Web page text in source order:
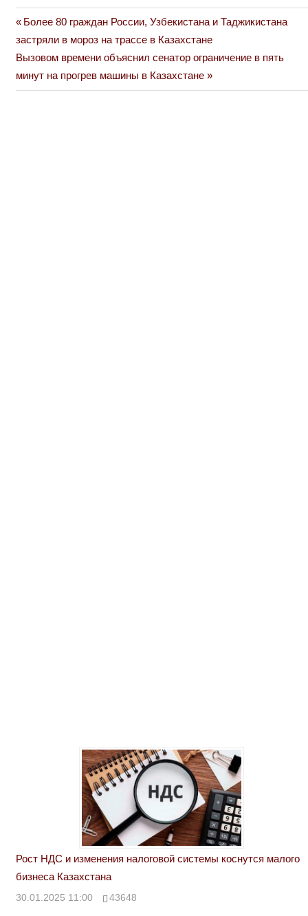
Навигация
по
записям
Previous
Post:
Более 80 граждан России, Узбекистана и Таджикистана
застряли в мороз на трассе в Казахстане
Next
Post:
Вызовом времени объяснил сенатор ограничение в пять
минут на прогрев машины в Казахстане
Рост НДС и изменения налоговой системы коснутся малого
бизнеса Казахстана
30.01.2025 11:00 43648